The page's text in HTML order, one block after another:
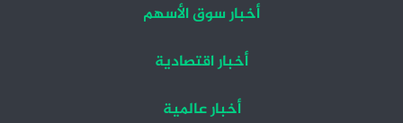
أخبار سوق الأسهم
أخبار اقتصادية
أخبار عالمية